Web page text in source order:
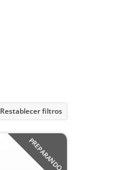
Restablecer filtros
PREPARANDO